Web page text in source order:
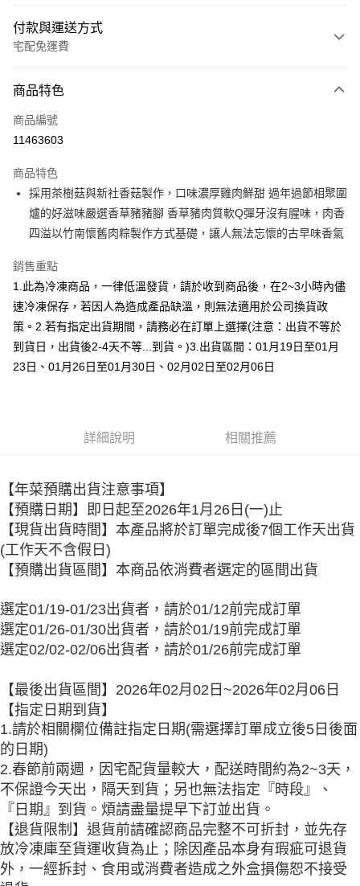
付款與運送方式
宅配免運費
信用卡一次付款
信用卡分期付款
合作金庫商業銀行
華南商業銀行
彰化商業銀行
上海商業儲蓄銀行
台北富邦商業銀行
國泰世華商業銀行
兆豐國際商業銀行
匯豐（台灣）商業銀行
聯邦商業銀行
遠東國際商業銀行
元大商業銀行
永豐商業銀行
台新國際商業銀行
中國信託商業銀行
台灣樂天信用卡公司
LINE Pay
Apple Pay
悠遊付
Google Pay
全盈+PAY
大哥付你分期
2.付款方式選擇「大哥付你分期」，訂單成立後會自動跳轉到大哥付的交易
流程，驗證手機門號後，選擇欲分期的期數、繳款截止日，確認付款後即完
4.訂單成立30分鐘內，如未前往確認交易或遇審核未通過，訂單將自動取
消。如遇「轉專審核」未通過狀況，表示未達大哥付你分期系統評分，恕無
法說明評估內容。
【繳款方式說明】
1.分期款項不併入電信帳單，「大哥付你分期」於每月結算日後寄送繳費提
醒簡訊。
2.透過簡訊連結打開帳單後，可選擇「超商條碼／台灣大直營門市／銀行轉
【注意事項】
1.本服務係由「台灣大哥大股份有限公司」（以下簡稱本公司）所提供，讓
用戶於交易時，得透過本服務購買商品或服務，並由商店將買賣／分期付款
資料（包含姓名、電話或地址）提供予台灣大哥大進項蒐集、處理及利用，
由本公司與您本人進行分期帳單所需資料之確認、核對及更正。
3.完整用戶服務條款，請詳閱以下連結： https://oppay.tw/userRule
便利好安心！
１．簡單：不需註冊會員、不需綁卡、不需儲值。
２．便利：只要手機號碼，簡訊認證，即可結帳。
３．安心：先確認商品／服務後，再付款。
【「AFTEE先享後付」結帳流程】
１．於結帳方式選擇「AFTEE先享後付」後，將跳轉至「AFTEE先享後付」
３．收到繳費通知簡訊後14天內，點擊此簡訊中的連結，可透過四大超商／
ATM／網路銀行／等多元方式進行付款，方視為交易完成。
※ 請注意：結帳手續完成當下不需立刻繳費，但若您需要取消訂單，請聯絡
購買商品的店家。未經商家同意取消之訂單仍視為有效，需透過AFTEE先享
※ 交易是否成功請以「AFTEE先享後付 」之結帳頁面顯示為準，若有關於
是否繳費成功／繳費後需取消欲退款等相關疑問，請聯繫「AFTEE先享後付
客戶支援中心」https://netprotections.freshdesk.com/support/home
【注意事項】
１．透過由恩沛科技股份有限公司提供之「AFTEE先享後付」服務完成之交
易，需依本服務之必要範圍內提供個人資料，並將交易相關給付款項請求債
權轉讓予恩沛科技股份有限公司。
２．關於個人資料處理事宜，請瀏覽以下網址：
https://aftee.tw/terms/#terms3
３．未成年的使用者請事先徵得法定代理人或監護人之同意方可使用
「AFTEE先享後付」，若未經同意申辦者引起之損失，本公司不負相關責
任。
４．使用「AFTEE先享後付」時，將依據個別帳號之用戶狀況，依本公司即
運送方式
免運優惠
免運費
商品特色
商品編號
11463603
商品特色
採用茶樹菇與新社香菇製作，口味濃厚雞肉鮮甜 過年過節相聚圍
爐的好滋味嚴選香草豬豬腳 香草豬肉質軟Q彈牙沒有腥味，肉香
四溢以竹南懷舊肉粽製作方式基礎，讓人無法忘懷的古早味香氣
銷售重點
1.此為冷凍商品，一律低溫發貨，請於收到商品後，在2~3小時內儘
速冷凍保存，若因人為造成產品缺溫，則無法適用於公司換貨政
策。2.若有指定出貨期間，請務必在訂單上選擇(注意：出貨不等於
到貨日，出貨後2-4天不等...到貨。)3.出貨區間：01月19日至01月
23日、01月26日至01月30日、02月02日至02月06日
詳細說明 相關推薦
【年菜預購出貨注意事項】
【預購日期】即日起至2026年1月26日(一)止
【現貨出貨時間】本產品將於訂單完成後7個工作天出貨
(工作天不含假日)
【預購出貨區間】本商品依消費者選定的區間出貨
選定01/19-01/23出貨者，請於01/12前完成訂單
選定01/26-01/30出貨者，請於01/19前完成訂單
選定02/02-02/06出貨者，請於01/26前完成訂單
【最後出貨區間】2026年02月02日~2026年02月06日
【指定日期到貨】
1.請於相關欄位備註指定日期(需選擇訂單成立後5日後面
的日期)
2.春節前兩週，因宅配貨量較大，配送時間約為2~3天，
不保證今天出，隔天到貨；另也無法指定『時段』、
『日期』到貨。煩請盡量提早下訂並出貨。
【退貨限制】退貨前請確認商品完整不可折封，並先存
放冷凍庫至貨運收貨為止；除因產品本身有瑕疵可退貨
外，一經拆封、食用或消費者造成之外盒損傷恕不接受